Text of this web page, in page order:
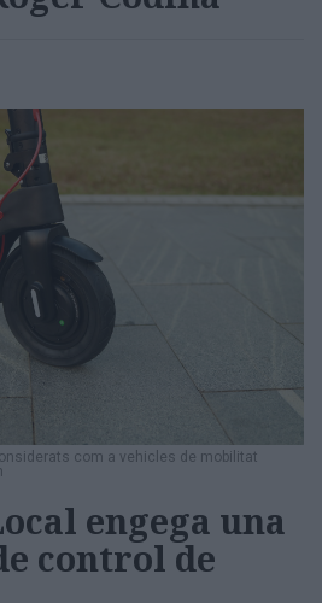
com a vehicles de mobilitat
engega una
control de